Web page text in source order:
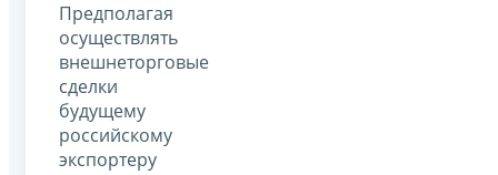
Предполагая
осуществлять
внешнеторговые
сделки
будущему
российскому
экспортеру